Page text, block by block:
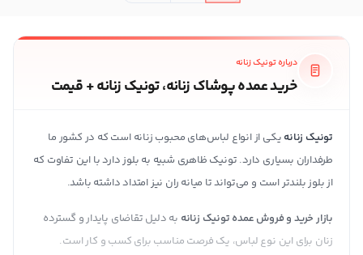
درباره تونیک زنانه
خرید عمده پوشاک زنانه، تونیک زنانه + قیمت
تونیک زنانه یکی از انواع لباس‌های محبوب زنانه است که در کشور ما
طرفداران بسیاری دارد. تونیک ظاهری شبیه به بلوز دارد با این تفاوت که
از بلوز بلندتر است و می‌تواند تا میانه ران نیز امتداد داشته باشد.
بازار خرید و فروش عمده تونیک زنانه به دلیل تقاضای پایدار و گسترده
زنان برای این نوع لباس، یک فرصت مناسب برای کسب و کار است.